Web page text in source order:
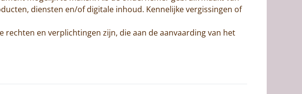
diensten en/of digitale inhoud. Kennelijke vergissingen of
en verplichtingen zijn, die aan de aanvaarding van het